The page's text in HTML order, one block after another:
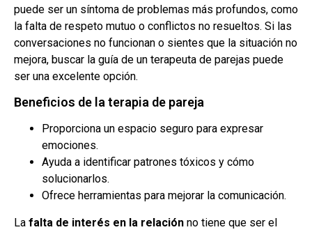
puede ser un síntoma de problemas más profundos, como
la falta de respeto mutuo o conflictos no resueltos. Si las
conversaciones no funcionan o sientes que la situación no
mejora, buscar la guía de un terapeuta de parejas puede
ser una excelente opción.
Beneficios de la terapia de pareja
Proporciona un espacio seguro para expresar
emociones.
Ayuda a identificar patrones tóxicos y cómo
solucionarlos.
Ofrece herramientas para mejorar la comunicación.
La falta de interés en la relación no tiene que ser el